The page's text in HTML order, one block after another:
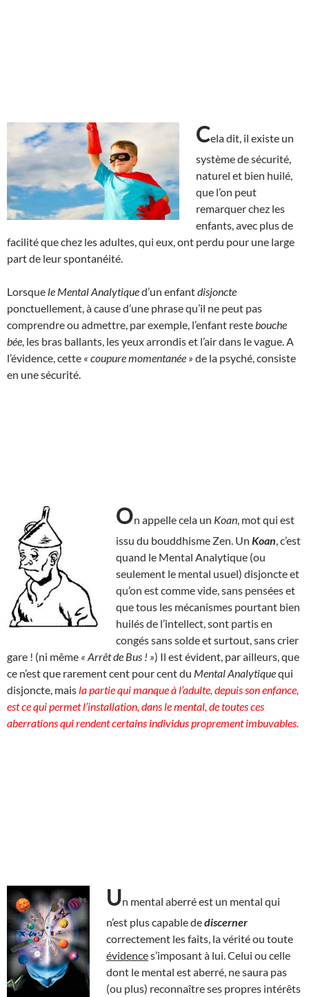
Cela dit, il existe un
système de sécurité,
naturel et bien huilé,
que l’on peut
remarquer chez les
enfants, avec plus de
facilité que chez les adultes, qui eux, ont perdu pour une large
part de leur spontanéité.
Lorsque le Mental Analytiqued’un enfantdisjoncte
ponctuellement, à cause d’une phrase qu’il ne peut pas
comprendre ou admettre, par exemple, l’enfant reste bouche
bée , les bras ballants, les yeux arrondis et l’air dans le vague. A
l’évidence, cette « coupure momentanée » de la psyché, consiste
en une sécurité.
On appelle cela un Koan , mot qui est
issu du bouddhisme Zen. Un Koan , c’est
quand le Mental Analytique (ou
seulement le mental usuel) disjoncte et
qu’on est comme vide, sans pensées et
que tous les mécanismes pourtant bien
huilés de l’intellect, sont partis en
congés sans solde et surtout, sans crier
gare ! (ni même « Arrêt de Bus ! ») Il est évident, par ailleurs, que
ce n’est que rarement cent pour cent du Mental Analytiquequi
disjoncte, mais la partie qui manque à l’adulte, depuis son enfance,
est ce qui permet l’installation, dans le mental, de toutes ces
aberrations qui rendent certains individus proprement imbuvables.
Un mental aberré est un mental qui
n’est plus capable dediscerner
correctement les faits, la vérité ou toute
évidences’imposant à lui. Celui ou celle
dont le mental est aberré, ne saura pas
(ou plus) reconnaître ses propres intérêts